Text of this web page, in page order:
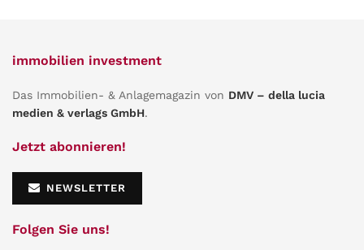
immobilien investment
Das Immobilien- & Anlagemagazin von DMV – della lucia
medien & verlags GmbH.
Jetzt abonnieren!
NEWSLETTER
Folgen Sie uns!